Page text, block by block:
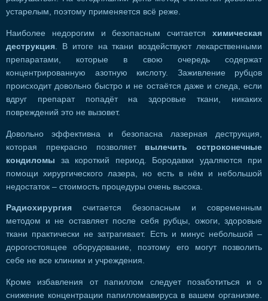
устарелым, поэтому применяется всё реже.
Наиболее недорогим и безопасным считается химическая
деструкция . В итоге на ткани воздействуют лекарственными
препаратами, которые в свою очередь содержат
концентрированную азотную кислоту. Заживление рубцов
происходит довольно быстро и не остаётся даже и следа, если
вдруг препарат попадёт на здоровые ткани, никаких
повреждений это не вызовет.
Довольно эффективна и безопасна лазерная деструкция,
которая прекрасно позволяет вылечить остроконечные
кондиломы за короткий период. Бородавки удаляются при
помощи хирургического лазера, но есть в нём и небольшой
недостаток – стоимость процедуры очень высока.
Радиохирургия считается безопасным и современным
методом и не оставляет после себя рубцы, ожоги, здоровые
ткани практически не затрагивает. Есть и минус небольшой –
дорогостоящее оборудование, поэтому его могут позволить
себе не все клиники и учреждения.
Кроме избавления от папиллом следует позаботиться и о
снижение концентрации папилломавируса в вашем организме.